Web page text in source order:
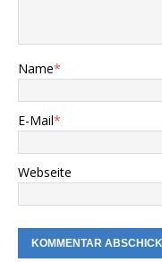
Name*
E-Mail*
Webseite